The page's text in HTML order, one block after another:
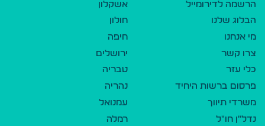
הרשמה לדירומייל
הבלוג שלנו
מי אנחנו
צרו קשר
כלי עזר
פרסום ברשות היחיד
משרדי תיווך
נדל"ן חו"ל
אשקלון
חולון
חיפה
ירושלים
טבריה
נהריה
עמנואל
רמלה